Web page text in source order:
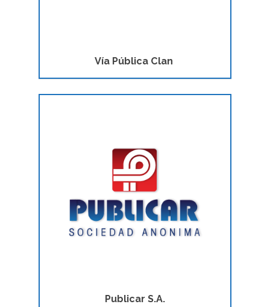
Vía Pública Clan
Publicar S.A.